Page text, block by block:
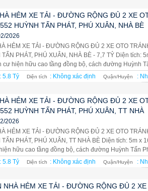
HẺM XE TẢI - ĐƯỜNG RỘNG ĐỦ 2 XE
HUỲNH TẤN PHÁT, PHÚ XUÂN, NHÀ BÈ
2026
HẺM XE TẢI - ĐƯỜNG RỘNG ĐỦ 2 XE OTO
TẤN PHÁT, PHÚ XUÂN, NHÀ BÈ - 7,7 TỶ Diện tích:
cư hiện hữu cao tầng đồng bộ, cách đường Huỳnh
: 5.8 Tỷ Diện tích : Không xác định Quận/Huyện :
HẺM XE TẢI - ĐƯỜNG RỘNG ĐỦ 2 XE
HUỲNH TẤN PHÁT, PHÚ XUÂN, TT NHÀ
2026
HẺM XE TẢI - ĐƯỜNG RỘNG ĐỦ 2 XE OTO
TẤN PHÁT, PHÚ XUÂN, TT NHÀ BÈ Diện tích: 5m x
hữu cao tầng đồng bộ, cách đường Huỳnh Tấn
: 5.8 Tỷ Diện tích : Không xác định Quận/Huyện :
NHÀ HẺM XE TẢI - ĐƯỜNG RỘNG ĐỦ 2